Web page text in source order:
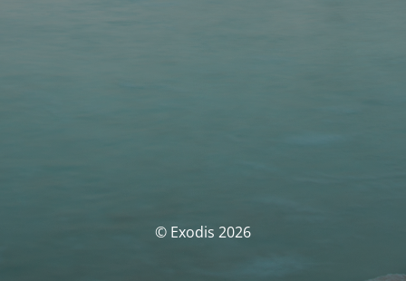
© Exodis 2026